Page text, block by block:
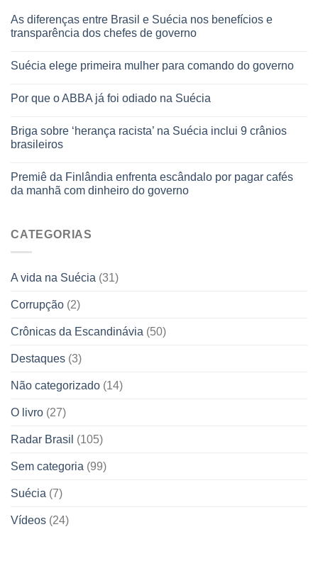
As diferenças entre Brasil e Suécia nos benefícios e
transparência dos chefes de governo
Suécia elege primeira mulher para comando do governo
Por que o ABBA já foi odiado na Suécia
Briga sobre ‘herança racista’ na Suécia inclui 9 crânios
brasileiros
Premiê da Finlândia enfrenta escândalo por pagar cafés
da manhã com dinheiro do governo
CATEGORIAS
A vida na Suécia (31)
Corrupção (2)
Crônicas da Escandinávia (50)
Destaques (3)
Não categorizado (14)
O livro (27)
Radar Brasil (105)
Sem categoria (99)
Suécia (7)
Vídeos (24)